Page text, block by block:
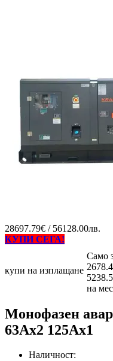
28697.79€ / 56128.00лв.
КУПИ СЕГА!
купи на изплащане
Само
на
Монофазен
63Ax2 125Ax1
Наличност: